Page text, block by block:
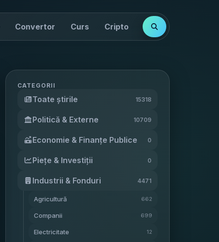
Convertor Curs Cripto Cotații
CATEGORII
Toate știrile 15318
Politică & Externe 10709
Economie & Finanțe Publice 0
Piețe & Investiții 0
Industrii & Fonduri 4471
Agricultură 662
Companii 699
Electricitate 12